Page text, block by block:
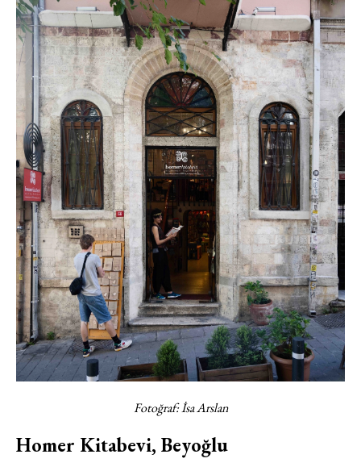
Fotoğraf: İsa Arslan
Homer Kitabevi, Beyoğlu